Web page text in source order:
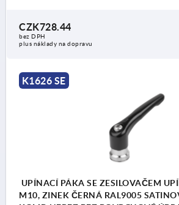
CZK728.44
bez DPH
plus náklady na dopravu
K1626 SE
UPÍNACÍ PÁKA SE ZESILOVAČEM
M10, ZINEK ČERNÁ RAL9005